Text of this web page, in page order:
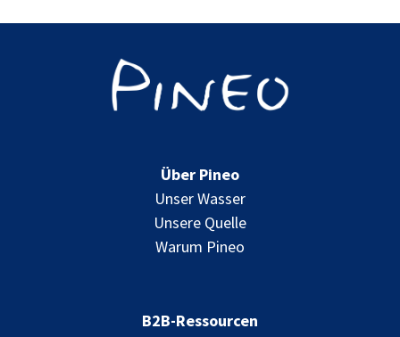
Über Pineo
Unser Wasser
Unsere Quelle
Warum Pineo
B2B-Ressourcen